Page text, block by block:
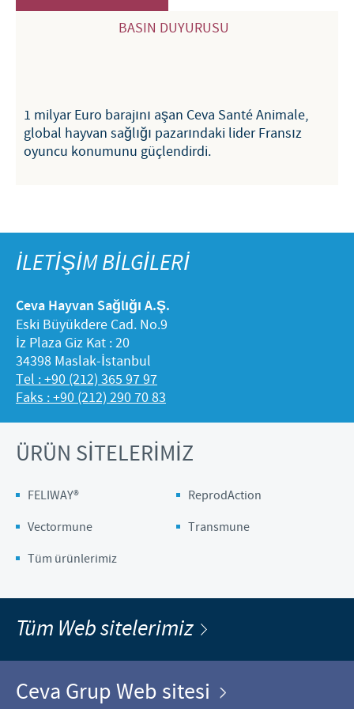
Aydınlatma Metni
BASIN DUYURUSU
1 milyar Euro barajını aşan Ceva Santé Animale,
global hayvan sağlığı pazarındaki lider Fransız
oyuncu konumunu güçlendirdi.
İLETİŞİM BİLGİLERİ
Ceva Hayvan Sağlığı A.Ş.
Eski Büyükdere Cad. No.9
İz Plaza Giz Kat : 20
34398 Maslak-İstanbul
Tel : +90 (212) 365 97 97
Faks : +90 (212) 290 70 83
ÜRÜN SİTELERİMİZ
FELIWAY®
ReprodAction
Vectormune
Transmune
Tüm ürünlerimiz
Tüm Web sitelerimiz
Ceva Grup Web sitesi